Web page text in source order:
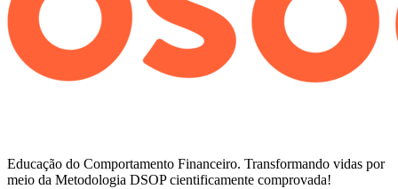
Educação do Comportamento Financeiro. Transformando vidas por
meio da Metodologia DSOP cientificamente comprovada!